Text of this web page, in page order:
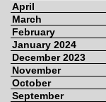
April
March
February
January 2024
December 2023
November
October
September